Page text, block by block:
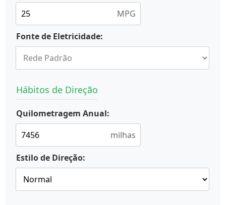
MPG
Fonte de Eletricidade:
Hábitos de Direção
Quilometragem Anual:
milhas
Estilo de Direção: